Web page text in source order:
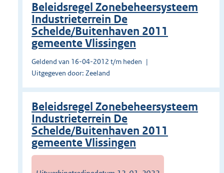
Beleidsregel Zonebeheersysteem
Industrieterrein De
Schelde/Buitenhaven 2011
gemeente Vlissingen
Geldend van 16-04-2012 t/m heden
Uitgegeven door: Zeeland
Beleidsregel Zonebeheersysteem
Industrieterrein De
Schelde/Buitenhaven 2011
gemeente Vlissingen